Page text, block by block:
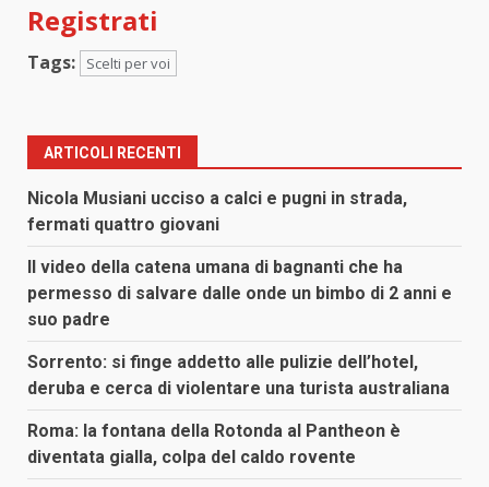
Registrati
Tags: Scelti per voi
ARTICOLI RECENTI
Nicola Musiani ucciso a calci e pugni in strada,
fermati quattro giovani
Il video della catena umana di bagnanti che ha
permesso di salvare dalle onde un bimbo di 2 anni e
suo padre
Sorrento: si finge addetto alle pulizie dell’hotel,
deruba e cerca di violentare una turista australiana
Roma: la fontana della Rotonda al Pantheon è
diventata gialla, colpa del caldo rovente